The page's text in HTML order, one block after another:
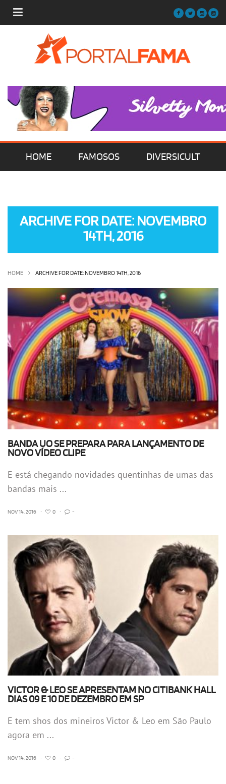
HOME FAMOSOS DIVERSICULT
OLHA ISSO! EU QUERO!
ARCHIVE FOR DATE: NOVEMBRO
14TH, 2016
HOME ARCHIVE FOR DATE: NOVEMBRO 14TH, 2016
BANDA UO SE PREPARA PARA LANÇAMENTO DE
NOVO VÍDEO CLIPE
E está chegando novidades quentinhas de umas das
bandas mais ...
NOV 14, 2016 • 0 • -
VICTOR & LEO SE APRESENTAM NO CITIBANK HALL
DIAS 09 E 10 DE DEZEMBRO EM SP
E tem shos dos mineiros Victor & Leo em São Paulo
agora em ...
NOV 14, 2016 • 0 • -